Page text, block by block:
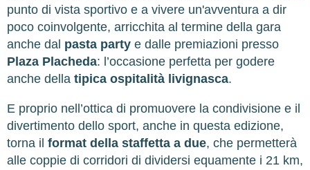
punto di vista sportivo e a vivere un'avventura a dir
poco coinvolgente, arricchita al termine della gara
anche dal pasta party e dalle premiazioni presso
Plaza Placheda: l’occasione perfetta per godere
anche della tipica ospitalità livignasca.
E proprio nell’ottica di promuovere la condivisione e il
divertimento dello sport, anche in questa edizione,
torna il format della staffetta a due, che permetterà
alle coppie di corridori di dividersi equamente i 21 km,